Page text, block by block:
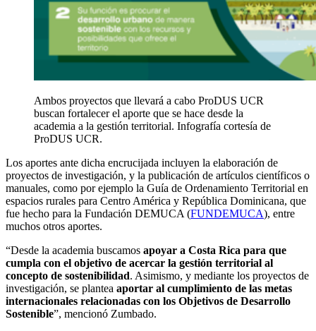
Ambos proyectos que llevará a cabo ProDUS UCR
buscan fortalecer el aporte que se hace desde la
academia a la gestión territorial. Infografía cortesía de
ProDUS UCR.
Los aportes ante dicha encrucijada incluyen la elaboración de
proyectos de investigación, y la publicación de artículos científicos o
manuales, como por ejemplo la Guía de Ordenamiento Territorial en
espacios rurales para Centro América y República Dominicana, que
fue hecho para la Fundación DEMUCA (FUNDEMUCA), entre
muchos otros aportes.
“Desde la academia buscamos apoyar a Costa Rica para que
cumpla con el objetivo de acercar la gestión territorial al
concepto de sostenibilidad. Asimismo, y mediante los proyectos de
investigación, se plantea aportar al cumplimiento de las metas
internacionales relacionadas con los Objetivos de Desarrollo
Sostenible”, mencionó Zumbado.